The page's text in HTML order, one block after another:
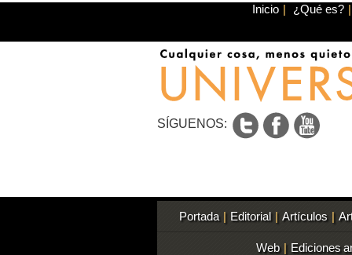
Inicio | ¿Qué es? |
SÍGUENOS:
Portada | Editorial | Artículos |
Web | Ediciones